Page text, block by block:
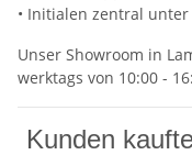
• Initialen zentral unter
Unser Showroom in
werktags von 10:00 -
Kunden